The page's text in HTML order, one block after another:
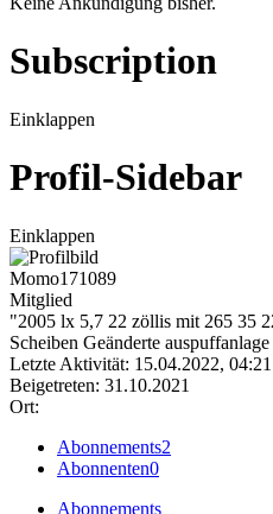
Subscription
Einklappen
Profil-Sidebar
Einklappen
Momo171089
Mitglied
"2005 lx 5,7 22 zöllis mit 265 35
Scheiben Geänderte
Letzte Aktivität: 15.04.2022, 04:21
Beigetreten: 31.10.2021
Ort:
Abonnements2
Abonnenten0
Abonnements